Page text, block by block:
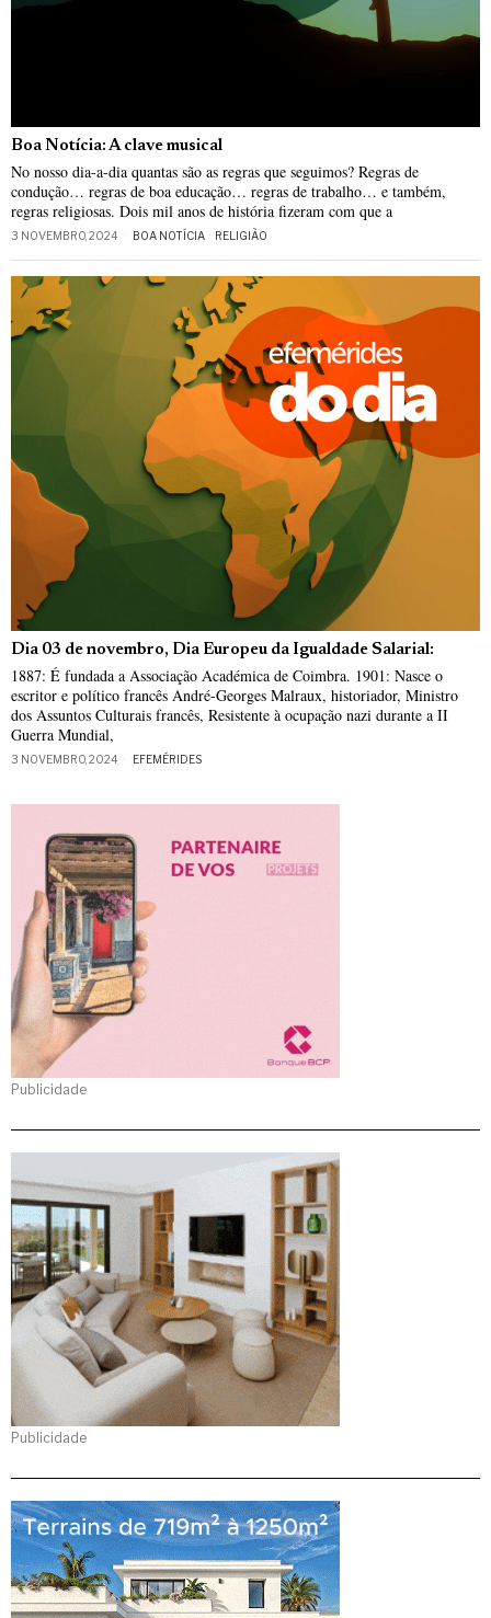
Boa Notícia: A clave musical
No nosso dia-a-dia quantas são as regras que seguimos? Regras de
condução… regras de boa educação… regras de trabalho… e também,
regras religiosas. Dois mil anos de história fizeram com que a
3 NOVEMBRO, 2024 BOA NOTÍCIA · RELIGIÃO
Dia 03 de novembro, Dia Europeu da Igualdade Salarial:
1887: É fundada a Associação Académica de Coimbra. 1901: Nasce o
escritor e político francês André-Georges Malraux, historiador, Ministro
dos Assuntos Culturais francês, Resistente à ocupação nazi durante a II
Guerra Mundial,
3 NOVEMBRO, 2024 EFEMÉRIDES
Publicidade
Publicidade